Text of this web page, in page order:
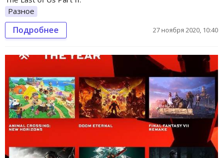
Разное
Подробнее 27 ноября 2020, 10:40